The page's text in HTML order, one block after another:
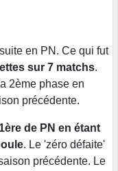
en PN. Ce qui fut
sur 7 matchs.
2ème phase en
précédente.
1ère de PN en étant
. Le 'zéro défaite'
précédente. Le